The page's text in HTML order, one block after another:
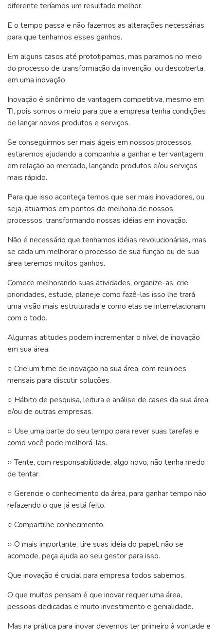
diferente teríamos um resultado melhor.
E o tempo passa e não fazemos as alterações necessárias
para que tenhamos esses ganhos.
Em alguns casos até prototipamos, mas paramos no meio
do processo de transformação da invenção, ou descoberta,
em uma inovação.
Inovação é sinônimo de vantagem competitiva, mesmo em
TI, pois somos o meio para que a empresa tenha condições
de lançar novos produtos e serviços.
Se conseguirmos ser mais ágeis em nossos processos,
estaremos ajudando a companhia a ganhar e ter vantagem
em relação ao mercado, lançando produtos e/ou serviços
mais rápido.
Para que isso aconteça temos que ser mais inovadores, ou
seja, atuarmos em pontos de melhoria de nossos
processos, transformando nossas idéias em inovação.
Não é necessário que tenhamos idéias revolucionárias, mas
se cada um melhorar o processo de sua função ou de sua
área teremos muitos ganhos.
Comece melhorando suas atividades, organize-as, crie
prioridades, estude, planeje como fazê-las isso lhe trará
uma visão mais estruturada e como elas se interrelacionam
com o todo.
Algumas atitudes podem incrementar o nível de inovação
em sua área:
○ Crie um time de inovação na sua área, com reuniões
mensais para discutir soluções.
○ Hábito de pesquisa, leitura e análise de cases da sua área,
e/ou de outras empresas.
○ Use uma parte do seu tempo para rever suas tarefas e
como você pode melhorá-las.
○ Tente, com responsabilidade, algo novo, não tenha medo
de tentar.
○ Gerencie o conhecimento da área, para ganhar tempo não
refazendo o que já está feito.
○ Compartilhe conhecimento.
○ O mais importante, tire suas idéia do papel, não se
acomode, peça ajuda ao seu gestor para isso.
Que inovação é crucial para empresa todos sabemos.
O que muitos pensam é que inovar requer uma área,
pessoas dedicadas e muito investimento e genialidade.
Mas na prática para inovar devemos ter primeiro à vontade e